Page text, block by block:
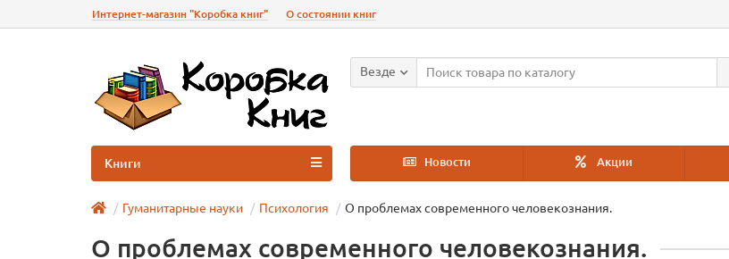
Интернет-магазин "Коробка книг" О состоянии книг
Везде
Новости Акции
Книги
Гуманитарные науки Психология О проблемах современного человекознания.
О проблемах современного человекознания.